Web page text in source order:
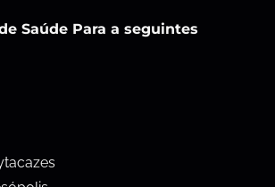
Saúde Para a seguintes